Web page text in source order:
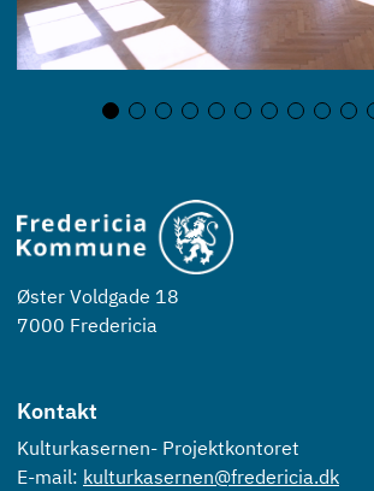
Øster Voldgade 18
7000 Fredericia
Kontakt
Kulturkasernen- Projektkontoret
E-mail: kulturkasernen@fredericia.dk